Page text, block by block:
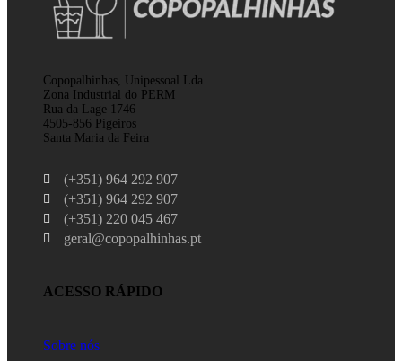
Copopalhinhas, Unipessoal Lda
Zona Industrial do PERM
Rua da Lage 1746
4505-856 Pigeiros
Santa Maria da Feira
(+351) 964 292 907
(+351) 964 292 907
(+351) 220 045 467
geral@copopalhinhas.pt
ACESSO RÁPIDO
Sobre nós